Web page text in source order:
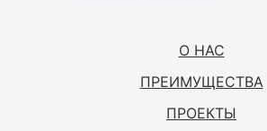
О НАС
ПРЕИМУЩЕСТВА
ПРОЕКТЫ